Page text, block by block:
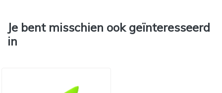
Je bent misschien ook geïnteresseerd
in